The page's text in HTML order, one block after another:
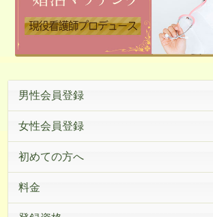
男性会員登録
女性会員登録
初めての方へ
料金